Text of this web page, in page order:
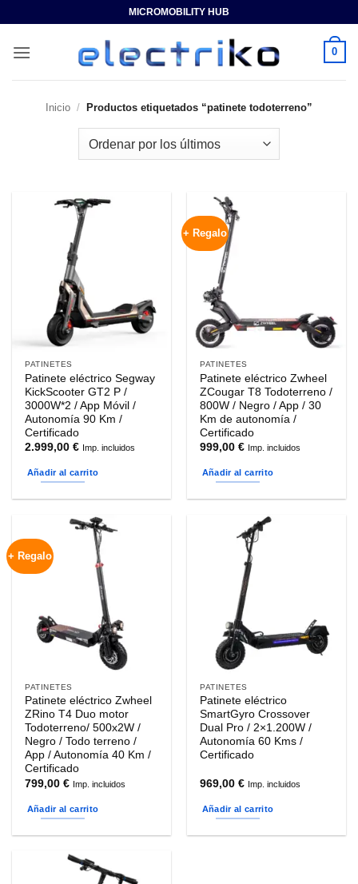
contenido
MICROMOBILITY HUB
0
Inicio / Productos etiquetados “patinete todoterreno”
PATINETES
Patinete eléctrico Segway
KickScooter GT2 P /
3000W*2 / App Móvil /
Autonomía 90 Km /
Certificado
2.999,00€ Imp. incluidos
Añadir al carrito
+ Regalo
PATINETES
Patinete eléctrico Zwheel
ZCougar T8 Todoterreno /
800W / Negro / App / 30
Km de autonomía /
Certificado
999,00€ Imp. incluidos
Añadir al carrito
+ Regalo
PATINETES
Patinete eléctrico Zwheel
ZRino T4 Duo motor
Todoterreno/ 500x2W /
Negro / Todo terreno /
App / Autonomía 40 Km /
Certificado
799,00€ Imp. incluidos
Añadir al carrito
PATINETES
Patinete eléctrico
SmartGyro Crossover
Dual Pro / 2×1.200W /
Autonomía 60 Kms /
Certificado
969,00€ Imp. incluidos
Añadir al carrito